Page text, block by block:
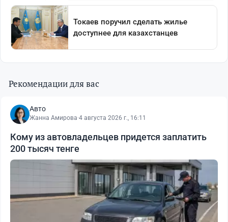
Рекомендации для вас
Авто
Жанна Амирова·4 августа 2026 г., 16:11
Кому из автовладельцев придется заплатить
200 тысяч тенге